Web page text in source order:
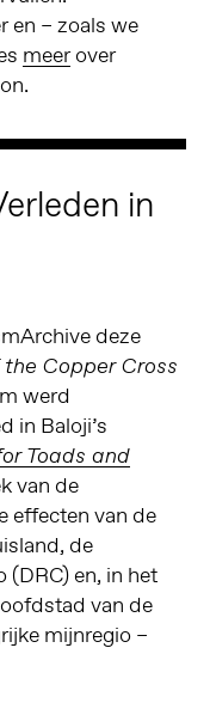
en – zoals we
meerover
in
deze
the Copper Cross
werd
in Baloji’s
Toads and
van de
effecten van de
de
en, in het
van de
mijnregio –